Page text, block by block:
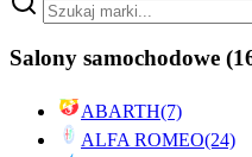
Salony samochodowe
ABARTH(7)
ALFA ROMEO(24)